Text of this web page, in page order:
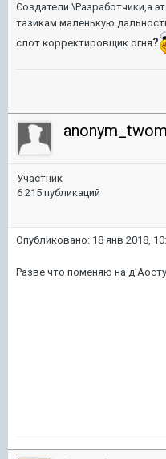
Создатели \Разработчики,а
тазикам маленькую
слот корректировщик огня?
Участник
6 215 публикаций
Опубликовано: 18 янв 2018,
Разве что поменяю на